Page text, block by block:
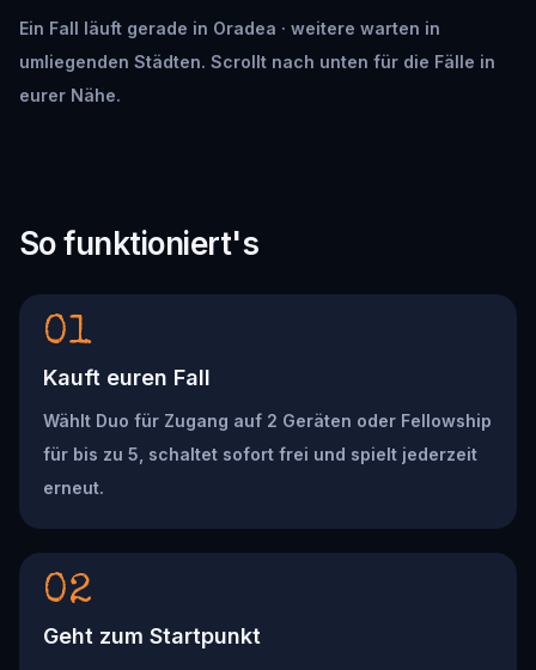
Ein Fall läuft gerade in Oradea · weitere warten in
umliegenden Städten. Scrollt nach unten für die Fälle in
eurer Nähe.
So funktioniert's
01
Kauft euren Fall
Wählt Duo für Zugang auf 2 Geräten oder Fellowship
für bis zu 5, schaltet sofort frei und spielt jederzeit
erneut.
02
Geht zum Startpunkt